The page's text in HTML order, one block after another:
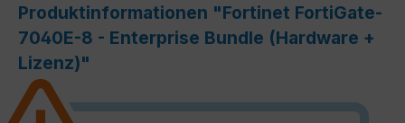
Produktinformationen "Fortinet FortiGate-
7040E-8 - Enterprise Bundle (Hardware +
Lizenz)"